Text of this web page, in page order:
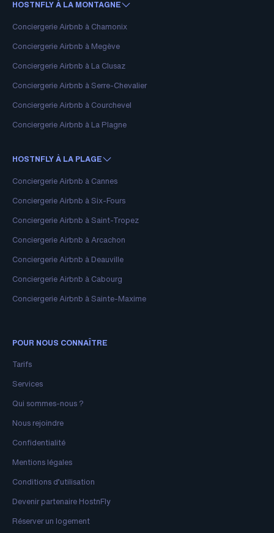
HOSTNFLY À LA MONTAGNE
Conciergerie Airbnb à Chamonix
Conciergerie Airbnb à Megève
Conciergerie Airbnb à La Clusaz
Conciergerie Airbnb à Serre-Chevalier
Conciergerie Airbnb à Courchevel
Conciergerie Airbnb à La Plagne
HOSTNFLY À LA PLAGE
Conciergerie Airbnb à Cannes
Conciergerie Airbnb à Six-Fours
Conciergerie Airbnb à Saint-Tropez
Conciergerie Airbnb à Arcachon
Conciergerie Airbnb à Deauville
Conciergerie Airbnb à Cabourg
Conciergerie Airbnb à Sainte-Maxime
POUR NOUS CONNAÎTRE
Tarifs
Services
Qui sommes-nous ?
Nous rejoindre
Confidentialité
Mentions légales
Conditions d’utilisation
Devenir partenaire HostnFly
Réserver un logement